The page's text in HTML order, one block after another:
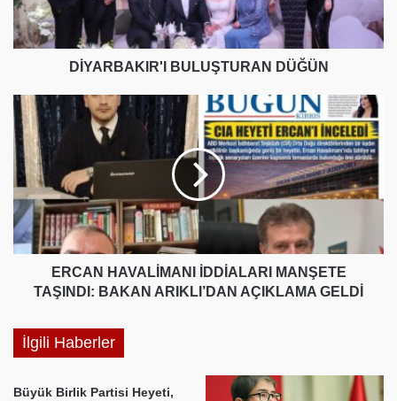
DİYARBAKIR'I BULUŞTURAN DÜĞÜN
ERCAN
HAVALİMANI
İDDİALARI
MANŞETE
TAŞINDI:
BAKAN
ARIKLI’DAN
AÇIKLAMA
GELDİ
ERCAN HAVALİMANI İDDİALARI MANŞETE
TAŞINDI: BAKAN ARIKLI’DAN AÇIKLAMA GELDİ
İlgili Haberler
Büyük Birlik Partisi Heyeti,